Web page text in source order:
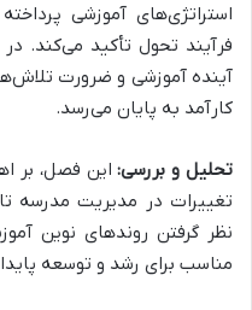
استراتژی‌های آموزشی
فرآیند تحولتأکید می‌کند. در
آینده آموزشی و ضرورت
کارآمد به پایان می‌رسد.
تحلیل و بررسی:این فصل، بر
تغییرات در مدیریت مدرسه
نظر گرفتن روندهای نوین
مناسب برای رشد و توسعه